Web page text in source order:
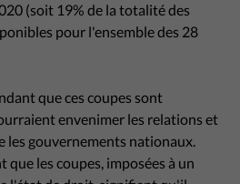
(soit 19% de la totalité des
pour l'ensemble des 28
que ces coupes sont
envenimer les relations et
les gouvernements nationaux.
que les coupes, imposées à un